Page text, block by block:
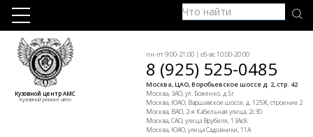
Кузовной центр АМС
Кузовной ремонт авто
пн-пт 9:00-21:00 | сб-вс 10:00-20:00
8 (925) 525-0485
Москва, ЦАО, Воробьевское шоссе д. 2, стр. 42
Москва, ЗАО, ул. Боженко, д.5г
Москва, ЮАО, Варшавское шоссе, д. 125Ж, строение 2
Москва, ВАО, 2-я Кабельная улица, 2с30
Москва, САО, улица Врубеля, 13Ас8
Москва, ЮАО, улица Садовники, 11А